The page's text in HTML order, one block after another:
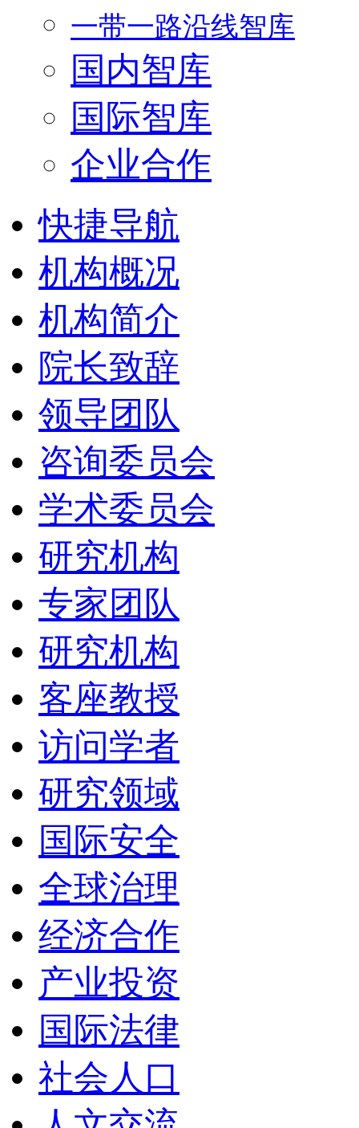
一带一路沿线智库
国内智库
国际智库
企业合作
快捷导航
机构概况
机构简介
院长致辞
领导团队
咨询委员会
学术委员会
研究机构
专家团队
研究机构
客座教授
访问学者
研究领域
国际安全
全球治理
经济合作
产业投资
国际法律
社会人口